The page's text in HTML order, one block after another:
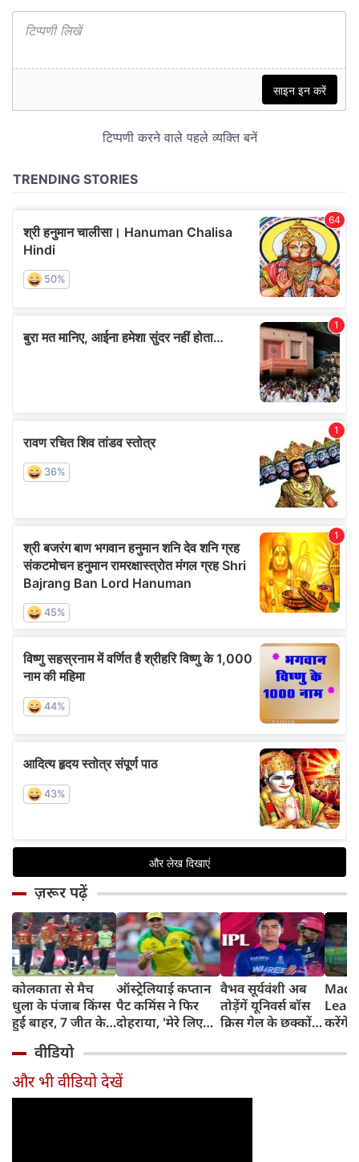
ज़रूर पढ़ें
कोलकाता से मैच
धुला के पंजाब किंग्स
हुई बाहर, 7 जीत के
ऑस्ट्रेलियाई कप्तान
पैट कमिंस ने फिर
दोहराया, 'मेरे लिए
वैभव सूर्यवंशी अब
तोड़ेंगें यूनिवर्स बॉस
क्रिस गेल के छक्कों
करेंगे
टीम में
वीडियो
और भी वीडियो देखें